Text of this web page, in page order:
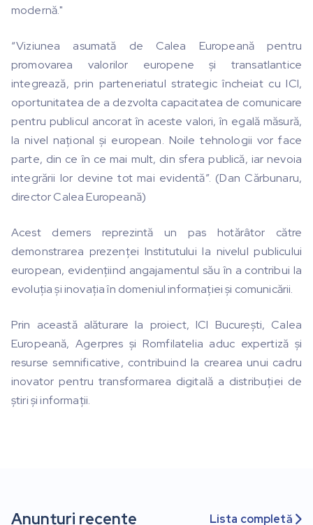
modernă."
“Viziunea asumată de Calea Europeană pentru
promovarea valorilor europene și transatlantice
integrează, prin parteneriatul strategic încheiat cu ICI,
oportunitatea de a dezvolta capacitatea de comunicare
pentru publicul ancorat în aceste valori, în egală măsură,
la nivel național și european. Noile tehnologii vor face
parte, din ce în ce mai mult, din sfera publică, iar nevoia
integrării lor devine tot mai evidentă”. (Dan Cărbunaru,
director Calea Europeană)
Acest demers reprezintă un pas hotărâtor către
demonstrarea prezenței Institutului la nivelul publicului
european, evidențiind angajamentul său în a contribui la
evoluția și inovația în domeniul informației și comunicării.
Prin această alăturare la proiect, ICI București, Calea
Europeană, Agerpres și Romfilatelia aduc expertiză și
resurse semnificative, contribuind la crearea unui cadru
inovator pentru transformarea digitală a distribuției de
știri și informații.
Anunțuri recente Lista completă 